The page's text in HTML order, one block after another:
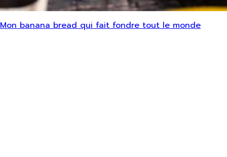
Mon banana bread qui fait fondre tout le monde